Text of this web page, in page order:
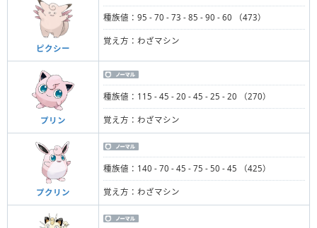
ピクシー
種族値：95 - 70 - 73 - 85 - 90 - 60 （473）
覚え方：わざマシン
プリン
種族値：115 - 45 - 20 - 45 - 25 - 20 （270）
覚え方：わざマシン
プクリン
種族値：140 - 70 - 45 - 75 - 50 - 45 （425）
覚え方：わざマシン